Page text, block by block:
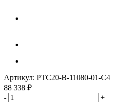
Артикул: PTC20-B-11080-01-C4
88 338 ₽
-
+